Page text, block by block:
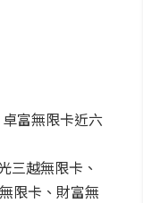
富無限卡近六
三越無限卡、
限卡、財富無